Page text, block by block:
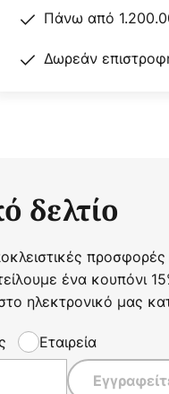
Πάνω από
Δωρεάν
δελτίο
προσφορές
ένα κουπόνι
ηλεκτρονικό μας
Εταιρεία